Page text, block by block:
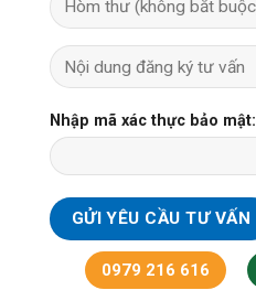
Nhập mã xác thực bảo mật:
0979 216 616